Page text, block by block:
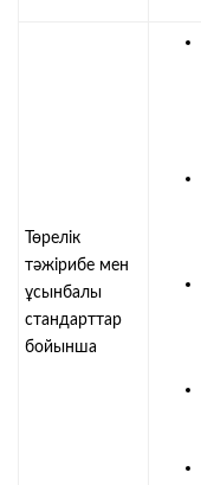
Төрелік
тәжірибе мен
ұсынбалы
стандарттар
бойынша